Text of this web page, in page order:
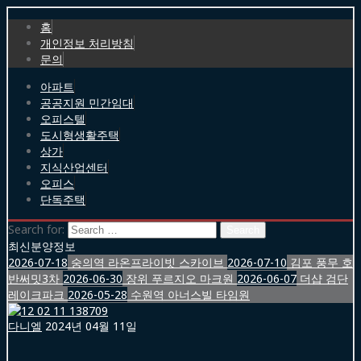
홈
개인정보 처리방침
문의
아파트
공공지원 민간임대
오피스텔
도시형생활주택
상가
지식산업센터
오피스
단독주택
Search for:
최신분양정보
2026-07-18 숭의역 라온프라이빗 스카이브 2026-07-10 김포 풍무 호
반써밋3차 2026-06-30 장위 푸르지오 마크원 2026-06-07 더샵 검단
레이크파크 2026-05-28 수원역 아너스빌 타임원
다니엘 2024년 04월 11일